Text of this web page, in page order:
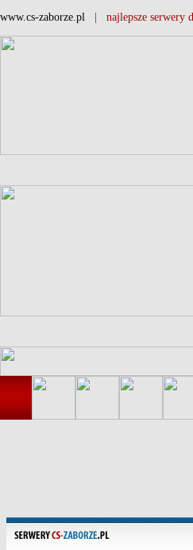
www.cs-zaborze.pl | najlepsze serwery